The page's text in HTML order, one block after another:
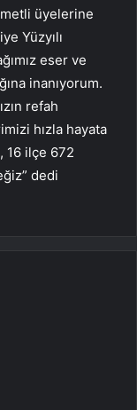
üyelerine
Yüzyılı
eser ve
inanıyorum.
refah
hızla hayata
16 ilçe 672
dedi